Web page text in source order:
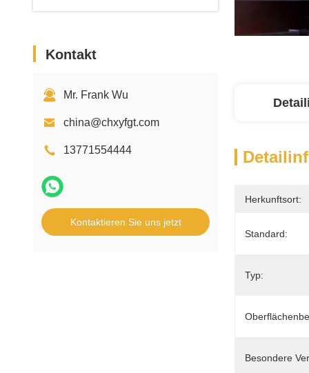
Kontakt
Mr. Frank Wu
china@chxyfgt.com
13771554444
Kontaktieren Sie uns jetzt
Herkunftsort:
Standard:
Typ:
Besondere